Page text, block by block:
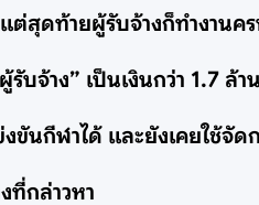
แต่สุดท้ายผู้รับจ้างก็ทำงา
บจ้าง” เป็นเงินกว่า 1.7 ล้
ขันกีฬาได้ และยังเคยใช้จั
ที่กล่าวหา